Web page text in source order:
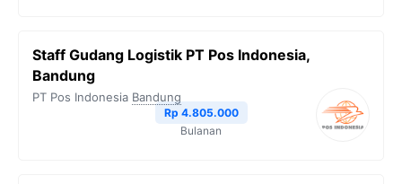
Staff Gudang Logistik PT Pos Indonesia,
Bandung
PT Pos Indonesia Bandung
Rp 4.805.000
Bulanan